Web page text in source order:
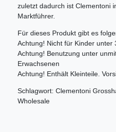
zuletzt dadurch ist Clementoni
Marktführer.
Für dieses Produkt gibt es
Achtung! Nicht für Kinder unter
Achtung! Benutzung unter
Erwachsenen
Achtung! Enthält Kleinteile.
Schlagwort: Clementoni
Wholesale